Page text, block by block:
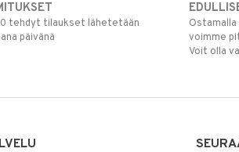
tehdyt tilaukset lähetetään
päivänä
voimme
Voit olla